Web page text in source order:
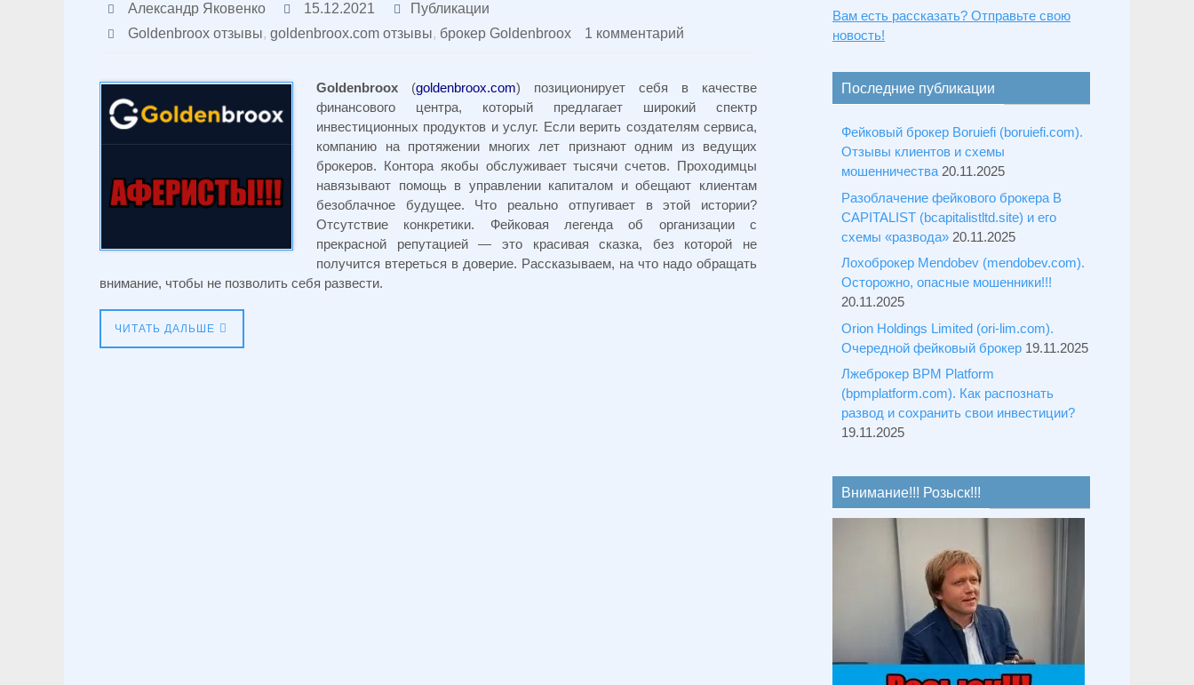
Александр Яковенко 15.12.2021
Публикации
Goldenbroox отзывы, goldenbroox.com отзывы, брокер Goldenbroox 1 комментарий
Goldenbroox (goldenbroox.com) позиционирует себя в качестве
финансового центра, который предлагает широкий спектр
инвестиционных продуктов и услуг. Если верить создателям сервиса,
компанию на протяжении многих лет признают одним из ведущих
брокеров. Контора якобы обслуживает тысячи счетов. Проходимцы
навязывают помощь в управлении капиталом и обещают клиентам
безоблачное будущее. Что реально отпугивает в этой истории?
Отсутствие конкретики. Фейковая легенда об организации с
прекрасной репутацией — это красивая сказка, без которой не
получится втереться в доверие. Рассказываем, на что надо обращать
внимание, чтобы не позволить себя развести.
ЧИТАТЬ ДАЛЬШЕ
Вам есть рассказать? Отправьте свою
новость!
Последние публикации
Фейковый брокер Boruiefi (boruiefi.com).
Отзывы клиентов и схемы
мошенничества 20.11.2025
Разоблачение фейкового брокера B
CAPITALIST (bcapitalistltd.site) и его
схемы «развода» 20.11.2025
Лохоброкер Mendobev (mendobev.com).
Осторожно, опасные мошенники!!!
20.11.2025
Orion Holdings Limited (ori-lim.com).
Очередной фейковый брокер 19.11.2025
Лжеброкер BPM Platform
(bpmplatform.com). Как распознать
развод и сохранить свои инвестиции?
19.11.2025
Внимание!!! Розыск!!!